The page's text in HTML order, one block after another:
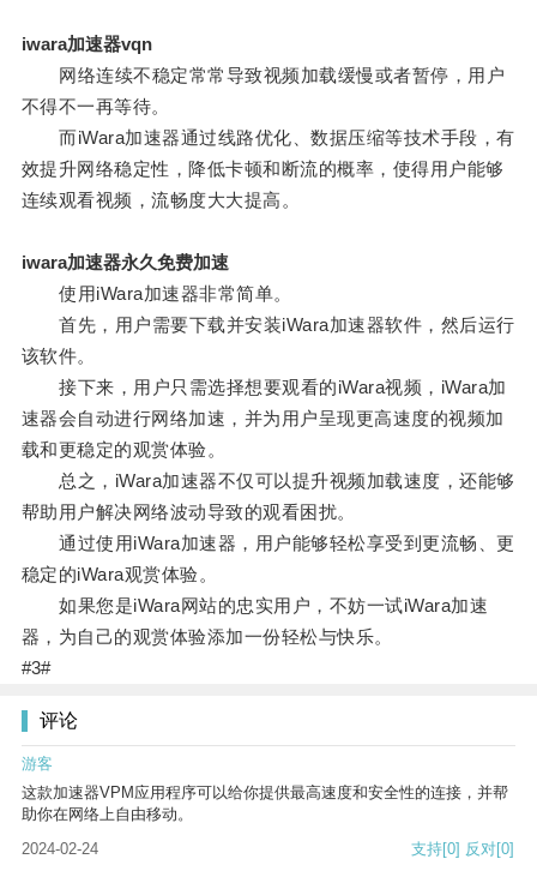
iwara加速器vqn
网络连续不稳定常常导致视频加载缓慢或者暂停，用户
不得不一再等待。
而iWara加速器通过线路优化、数据压缩等技术手段，有
效提升网络稳定性，降低卡顿和断流的概率，使得用户能够
连续观看视频，流畅度大大提高。
iwara加速器永久免费加速
使用iWara加速器非常简单。
首先，用户需要下载并安装iWara加速器软件，然后运行
该软件。
接下来，用户只需选择想要观看的iWara视频，iWara加
速器会自动进行网络加速，并为用户呈现更高速度的视频加
载和更稳定的观赏体验。
总之，iWara加速器不仅可以提升视频加载速度，还能够
帮助用户解决网络波动导致的观看困扰。
通过使用iWara加速器，用户能够轻松享受到更流畅、更
稳定的iWara观赏体验。
如果您是iWara网站的忠实用户，不妨一试iWara加速
器，为自己的观赏体验添加一份轻松与快乐。
#3#
评论
游客
这款加速器VPM应用程序可以给你提供最高速度和安全性的连接，并帮
助你在网络上自由移动。
2024-02-24
支持[0] 反对[0]